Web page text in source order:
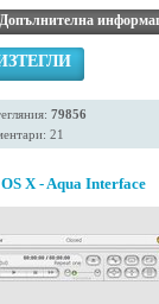
Допълнителна
79856
21
X - Aqua Interface